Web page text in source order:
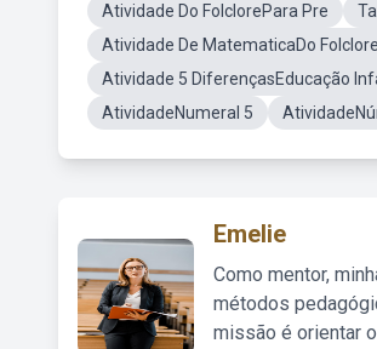
Atividade Do FolclorePara Pre
Atividade De MatematicaDo
Atividade 5 DiferençasEducação
AtividadeNumeral 5
Emelie
Como mentor,
métodos
missão é orientar